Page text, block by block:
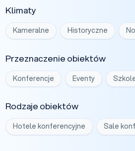
Klimaty
Kameralne Historyczne
Przeznaczenie obiektów
Konferencje Eventy
Rodzaje obiektów
Hotele konferencyjne Sale